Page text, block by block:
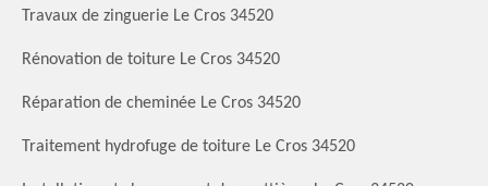
Travaux de zinguerie Le Cros 34520
Rénovation de toiture Le Cros 34520
Réparation de cheminée Le Cros 34520
Traitement hydrofuge de toiture Le Cros 34520